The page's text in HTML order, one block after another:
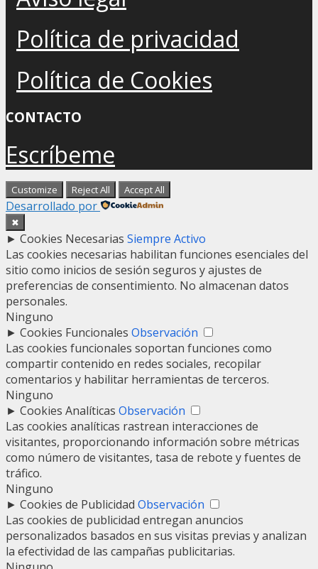
Política de privacidad
Política de Cookies
CONTACTO
Escríbeme
Customize Reject All Accept All
Desarrollado por
✖
► Cookies Necesarias Siempre Activo
Las cookies necesarias habilitan funciones esenciales del
sitio como inicios de sesión seguros y ajustes de
preferencias de consentimiento. No almacenan datos
personales.
Ninguno
► Cookies Funcionales Observación
Las cookies funcionales soportan funciones como
compartir contenido en redes sociales, recopilar
comentarios y habilitar herramientas de terceros.
Ninguno
► Cookies Analíticas Observación
Las cookies analíticas rastrean interacciones de
visitantes, proporcionando información sobre métricas
como número de visitantes, tasa de rebote y fuentes de
tráfico.
Ninguno
► Cookies de Publicidad Observación
Las cookies de publicidad entregan anuncios
personalizados basados en sus visitas previas y analizan
la efectividad de las campañas publicitarias.